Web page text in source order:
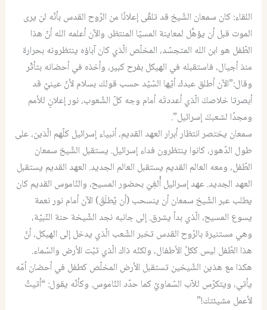
اللقاء: كان سمعان الشّيخ قد تلقّى إعلانًا من الرّوح القدس بأنّه لن يرى
الموت قبل أن يؤهَّل لمعاينة المسيّا المنتظر. والآن أعلمه الله أنّ هذا
الطّفل هو ابن الله المتجسّد، المخلّص الّذي كان آباؤه ينتظرونه بحرارة
منذ أجيال، فاستقبله في الهيكل بفرح كبير، وأخذه في أحضانه بتأثّر
وقال:”الآن أطلق عبدك أيّها السّيّد حسب قولك بسلام لأنّ عينيّ قد
أبصرتا خلاصكَ الّذي أعددتَه أمام وجه كلّ الشّعوب، نور إعلانٍ للأمم
ومجدًا لشعبكَ إسرائيل”.
سمعان يختصر انتظار أبرار العهد القديم، أنبياء إسرائيل كلّهم الّذين، على
طول الدّهور، كانوا ينتظرون فداء إسرائيل. يستقبل الشّيخ سمعان
الطّفل، ومعه العالم القديم يستقبل العالم الجديد. العهد القديم يستقبل
العهد الجديد. عهد إسرائيل أُلغِيَ بحضور المسيح، والنّاموس القديم كان
يطلب عبر الشّيخ سمعان أن ينسحب (أن يُطلَقَ) الآن أمام نور نعمة
يسوع المسيح، الّذي بدأ يشرق. إلى جانبه نجد الشّيخة حنة النّبيّة،
وهي مستنيرة بالرّوح القدس تخبر الشّعب الّذي يدخل إلى الهيكل، أنّ
هذا الطّفل ليس ككلّ الأطفال، ولكنّه ذاك الّذي ثبّت الأرض والسّماء.
هكذا مع هذين الشّيخين تستقبل الأرض المخلّص كطفل في أحضان أمّه
يأتي، ويتكرّس للآب السّماويّ كما حدّد النّاموس. وكأنّه يقول: “أتيتُ
لأعمل مشيئتك!”